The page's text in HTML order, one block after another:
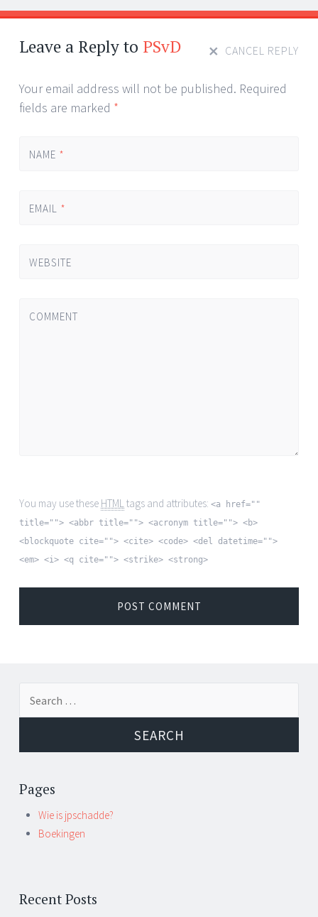
Leave a Reply to PSvD CANCEL REPLY
Your email address will not be published. Required
fields are marked *
NAME *
EMAIL *
WEBSITE
COMMENT
You may use these HTMLtags and attributes: <a href=""
title=""> <abbr title=""> <acronym title=""> <b>
<blockquote cite=""> <cite> <code> <del datetime="">
<em> <i> <q cite=""> <strike> <strong>
Pages
Wie is jpschadde?
Boekingen
Recent Posts